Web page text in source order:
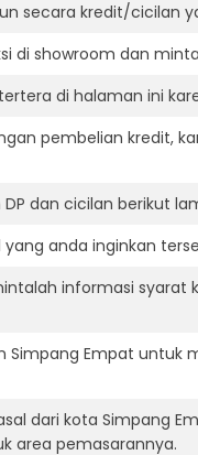
secara kredit/cicilan
di showroom dan
di halaman ini
pembelian kredit,
dan cicilan berikut
anda inginkan
informasi syarat
Simpang Empat
dari kota Simpang
area pemasarannya.